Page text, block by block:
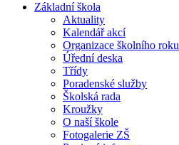
Základní škola
Aktuality
Kalendář akcí
Organizace školního roku
Úřední deska
Třídy
Poradenské služby
Školská rada
Kroužky
O naší škole
Fotogalerie ZŠ